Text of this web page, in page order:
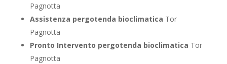
Pagnotta
Assistenza pergotenda bioclimatica Tor
Pagnotta
Pronto Intervento pergotenda bioclimatica Tor
Pagnotta